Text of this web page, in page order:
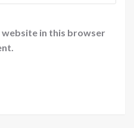
website in this browser